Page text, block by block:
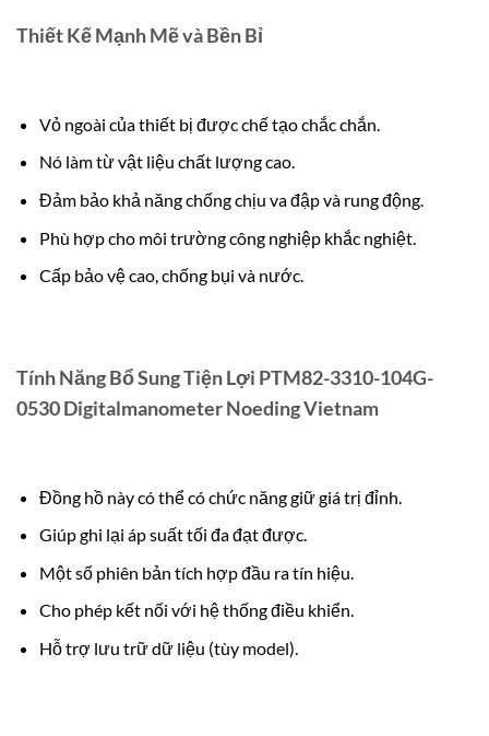
Thiết Kế Mạnh Mẽ và Bền Bỉ
Vỏ ngoài của thiết bị được chế tạo chắc chắn.
Nó làm từ vật liệu chất lượng cao.
Đảm bảo khả năng chống chịu va đập và rung động.
Phù hợp cho môi trường công nghiệp khắc nghiệt.
Cấp bảo vệ cao, chống bụi và nước.
Tính Năng Bổ Sung Tiện Lợi PTM82-3310-104G-
0530 Digitalmanometer Noeding Vietnam
Đồng hồ này có thể có chức năng giữ giá trị đỉnh.
Giúp ghi lại áp suất tối đa đạt được.
Một số phiên bản tích hợp đầu ra tín hiệu.
Cho phép kết nối với hệ thống điều khiển.
Hỗ trợ lưu trữ dữ liệu (tùy model).